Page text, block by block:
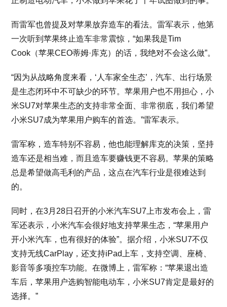
而雷军也曾提及对苹果放弃造车的看法。雷军表示，他第
一次听到苹果终止造车非常震惊，“如果我是Tim
Cook（苹果CEO蒂姆·库克）的话，我绝对不会这么做”。
“因为从战略角度来看，‘人车家全生态’，汽车、出行场景
是生态闭环中不可缺少的环节。苹果用户也不用担心，小
米SU7对苹果生态的支持非常全面、非常彻底，我们希望
小米SU7成为苹果用户购车的首选。”雷军表示。
雷军称，造车特别不容易，他也能理解库克的决策，坚持
造车还是相当难，而且造车要赚钱更不容易。苹果的策略
总是希望做高毛利的产品，这点在汽车行业是很难达到
的。
同时，在3月28日召开的小米汽车SU7上市发布会上，雷
军还表示，小米汽车会很好地支持苹果生态，“苹果用户
开小米汽车，也有很好的体验”。据介绍，小米SU7不仅
支持无线CarPlay，还支持iPad上车，支持空调、座椅、
影音等多项控车功能。在微博上，雷军称：“苹果退出造
车后，苹果用户选购智能电动车，小米SU7肯定是最好的
选择。”